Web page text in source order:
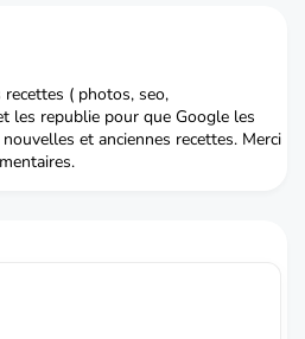
recettes ( photos, seo,
les republie pour que Google les
et anciennes recettes. Merci